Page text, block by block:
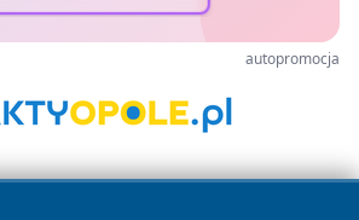
autopromocja